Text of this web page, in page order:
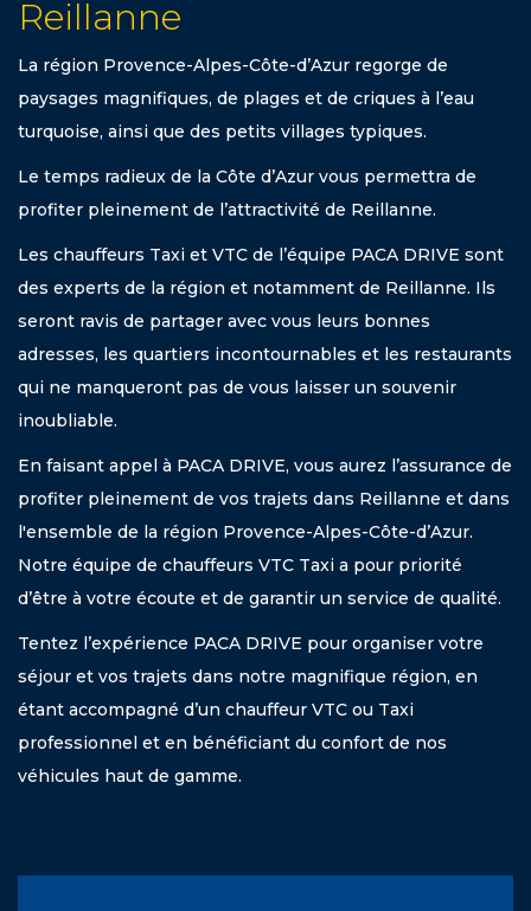
Reillanne
La région Provence-Alpes-Côte-d’Azur regorge de
paysages magnifiques, de plages et de criques à l’eau
turquoise, ainsi que des petits villages typiques.
Le temps radieux de la Côte d’Azur vous permettra de
profiter pleinement de l’attractivité de Reillanne.
Les chauffeurs Taxi et VTC de l’équipe PACA DRIVE sont
des experts de la région et notamment de Reillanne. Ils
seront ravis de partager avec vous leurs bonnes
adresses, les quartiers incontournables et les restaurants
qui ne manqueront pas de vous laisser un souvenir
inoubliable.
En faisant appel à PACA DRIVE, vous aurez l’assurance de
profiter pleinement de vos trajets dans Reillanne et dans
l'ensemble de la région Provence-Alpes-Côte-d’Azur.
Notre équipe de chauffeurs VTC Taxi a pour priorité
d’être à votre écoute et de garantir un service de qualité.
Tentez l’expérience PACA DRIVE pour organiser votre
séjour et vos trajets dans notre magnifique région, en
étant accompagné d’un chauffeur VTC ou Taxi
professionnel et en bénéficiant du confort de nos
véhicules haut de gamme.